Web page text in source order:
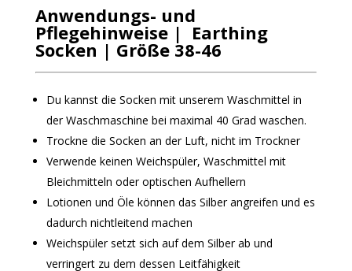
Anwendungs- und
Pflegehinweise | Earthing
Socken | Größe 38-46
Du kannst die Socken mit unserem Waschmittel in
der Waschmaschine bei maximal 40 Grad waschen.
Trockne die Socken an der Luft, nicht im Trockner
Verwende keinen Weichspüler, Waschmittel mit
Bleichmitteln oder optischen Aufhellern
Lotionen und Öle können das Silber angreifen und es
dadurch nichtleitend machen
Weichspüler setzt sich auf dem Silber ab und
verringert zu dem dessen Leitfähigkeit